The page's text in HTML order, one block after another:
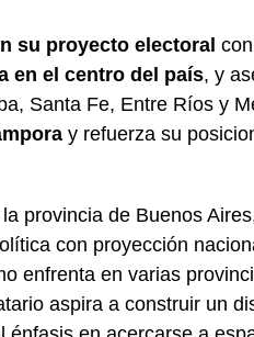
su proyecto electoral
en el centro del país, y
Santa Fe, Entre Ríos y
y refuerza su
provincia de Buenos
con proyección
enfrenta en varias
aspira a construir un